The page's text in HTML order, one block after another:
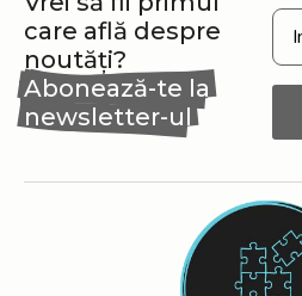
care află despre
noutăți?
Abonează-te la
newsletter-ul